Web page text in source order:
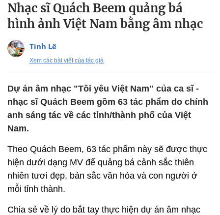
Nhạc sĩ Quách Beem quảng bá
hình ảnh Việt Nam bằng âm nhạc
Tình Lê
Xem các bài viết của tác giả
Dự án âm nhạc "Tôi yêu Việt Nam" của ca sĩ -
nhạc sĩ Quách Beem gồm 63 tác phẩm do chính
anh sáng tác về các tỉnh/thành phố của Việt
Nam.
Theo Quách Beem, 63 tác phẩm này sẽ được thực
hiện dưới dạng MV để quảng bá cảnh sắc thiên
nhiên tươi đẹp, bản sắc văn hóa và con người ở
mỗi tỉnh thành.
Chia sẻ về lý do bắt tay thực hiện dự án âm nhạc